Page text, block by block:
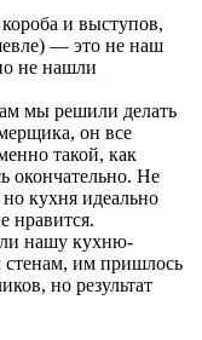
и выступов,
— это не наш
не нашли
мы решили делать
он все
такой, как
окончательно. Не
кухня идеально
нравится.
нашу кухню-
им пришлось
но результат